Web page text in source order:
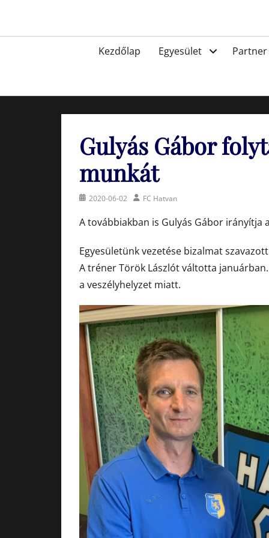
PrimaryKezdőlap Egyesület
Gulyás Gábor
munkát
Posted2020-06-02 AuthorFC Hatvan
A továbbiakban is Gulyás Gábor irányítja
Egyesületünk vezetése bizalmat
A tréner Török Lászlót váltotta
a veszélyhelyzet miatt.